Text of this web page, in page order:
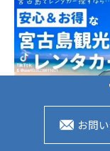
お問